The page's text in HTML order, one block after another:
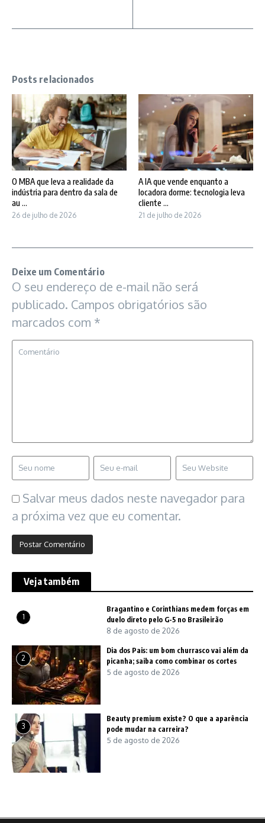
Posts relacionados
O MBA que leva a realidade da
indústria para dentro da sala de
au ...
26 de julho de 2026
A IA que vende enquanto a
locadora dorme: tecnologia leva
cliente ...
21 de julho de 2026
Deixe um Comentário
O seu endereço de e-mail não será
publicado. Campos obrigatórios são
marcados com *
Salvar meus dados neste navegador para
a próxima vez que eu comentar.
Veja também
1
Bragantino e Corinthians medem forças em
duelo direto pelo G-5 no Brasileirão
8 de agosto de 2026
2
Dia dos Pais: um bom churrasco vai além da
picanha; saiba como combinar os cortes
5 de agosto de 2026
3
Beauty premium existe? O que a aparência
pode mudar na carreira?
5 de agosto de 2026